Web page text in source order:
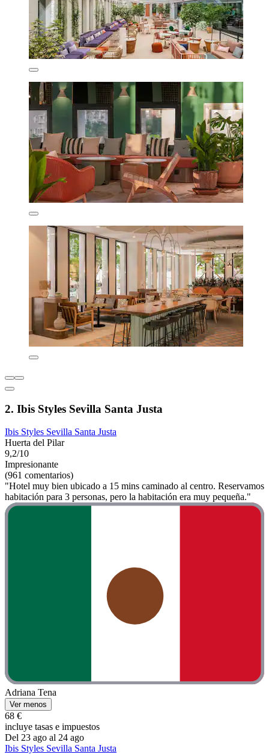
2. Ibis Styles Sevilla Santa Justa
Ibis Styles Sevilla Santa Justa
Huerta del Pilar
9,2/10
Impresionante
(961 comentarios)
"Hotel muy bien ubicado a 15 mins caminado al centro. Reservamos
habitación para 3 personas, pero la habitación era muy pequeña."
Adriana Tena
Ver menos
68 €
incluye tasas e impuestos
Del 23 ago al 24 ago
Ibis Styles Sevilla Santa Justa